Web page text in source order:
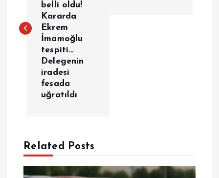
ı
n
m
belli oldu!
Kararda
Ekrem
İmamoğlu
tespiti…
Delegenin
iradesi
fesada
uğratıldı
Related Posts